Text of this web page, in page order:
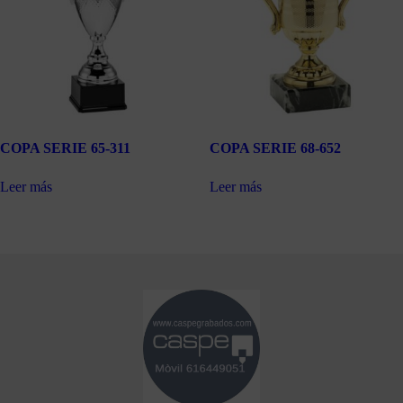
COPA SERIE 65-311
Leer más
COPA SERIE 68-652
Leer más